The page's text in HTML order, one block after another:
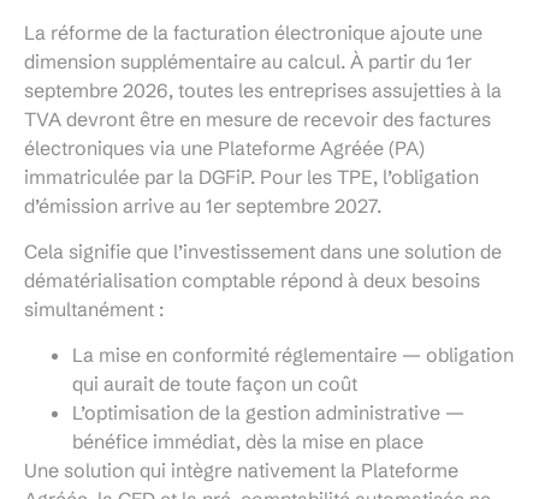
La réforme de la facturation électronique ajoute une
dimension supplémentaire au calcul. À partir du 1er
septembre 2026, toutes les entreprises assujetties à la
TVA devront être en mesure de recevoir des factures
électroniques via une Plateforme Agréée (PA)
immatriculée par la DGFiP. Pour les TPE, l’obligation
d’émission arrive au 1er septembre 2027.
Cela signifie que l’investissement dans une solution de
dématérialisation comptable répond à deux besoins
simultanément :
La mise en conformité réglementaire — obligation
qui aurait de toute façon un coût
L’optimisation de la gestion administrative —
bénéfice immédiat, dès la mise en place
Une solution qui intègre nativement la Plateforme